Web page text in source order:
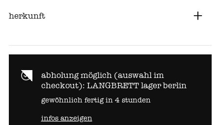
herkunft
abholung möglich (auswahl im
checkout): LANGBRETT lager berlin
gewöhnlich fertig in 4 stunden
infos anzeigen